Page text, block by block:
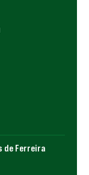
de Ferreira